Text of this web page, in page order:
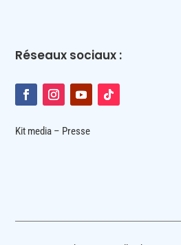
Réseaux sociaux :
Kit media – Presse